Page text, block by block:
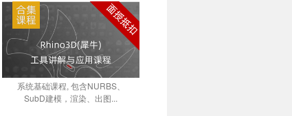
系统基础课程, 包含NURBS、
SubD建模，渲染、出图...